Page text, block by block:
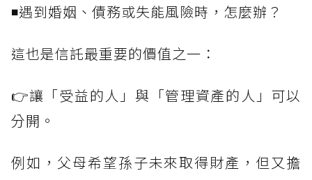
◾遇到婚姻、債務或失能風險時，怎麼辦？
這也是信託最重要的價值之一：
👉讓「受益的人」與「管理資產的人」可以
分開。
例如，父母希望孫子未來取得財產，但又擔